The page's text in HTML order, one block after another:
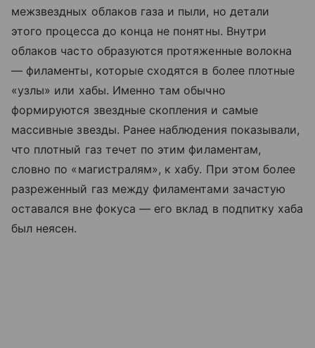
межзвездных облаков газа и пыли, но детали
этого процесса до конца не понятны. Внутри
облаков часто образуются протяженные волокна
— филаменты, которые сходятся в более плотные
«узлы» или хабы. Именно там обычно
формируются звездные скопления и самые
массивные звезды. Ранее наблюдения показывали,
что плотный газ течет по этим филаментам,
словно по «магистралям», к хабу. При этом более
разреженный газ между филаментами зачастую
оставался вне фокуса — его вклад в подпитку хаба
был неясен.